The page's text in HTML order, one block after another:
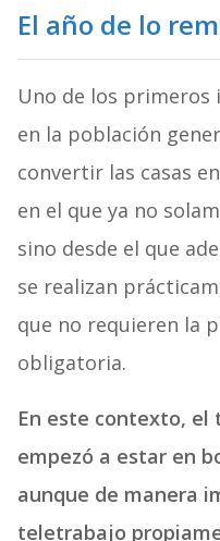
El año de lo
Uno de los primeros
en la población
convertir las casas
en el que ya no
sino desde el que
se realizan
que no requieren la
obligatoria.
En este contexto, el
empezó a estar en
aunque de manera
teletrabajo